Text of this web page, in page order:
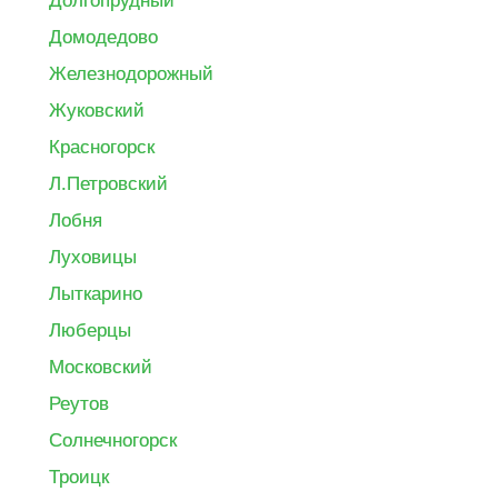
Домодедово
Железнодорожный
Жуковский
Красногорск
Л.Петровский
Лобня
Луховицы
Лыткарино
Люберцы
Московский
Реутов
Солнечногорск
Троицк